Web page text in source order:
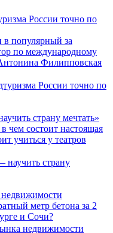
России точно по
в популярный за
по международному
Филипповская
страну мечтать»
чем состоит настоящая
учиться у театров
метр бетона за 2
и Сочи?